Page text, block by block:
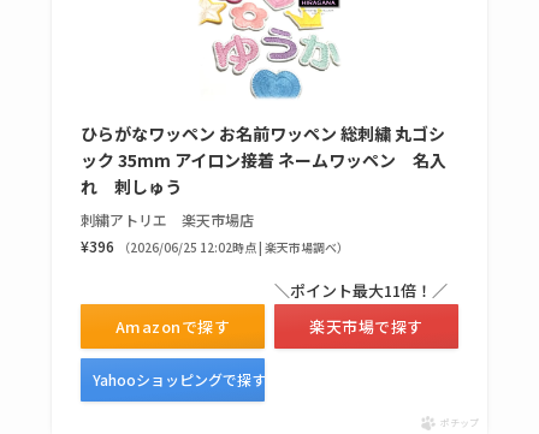
ビタクラフトのウル
トラが廃盤？なぜ？
復刻はある？ウルト
ラカパーは品切れ？
売ってる場所調査
理由はなぜ？売って
は？代わりの代用品
も調査
ひらがなワッペン お名前ワッペン 総刺繍 丸ゴシ
ック 35mm アイロン接着 ネームワッペン 名入
れ 刺しゅう
刺繍アトリエ 楽天市場店
¥396
（2026/06/25 12:02時点 | 楽天市場調べ）
Amazonで探す
＼ポイント最大11倍！／
楽天市場で探す
Yahooショッピングで探す
ポチップ